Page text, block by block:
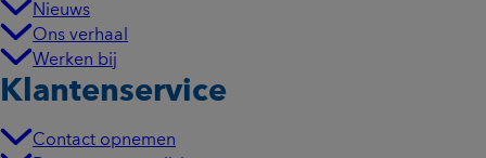
Nieuws
Ons verhaal
Werken bij
Klantenservice
Contact opnemen